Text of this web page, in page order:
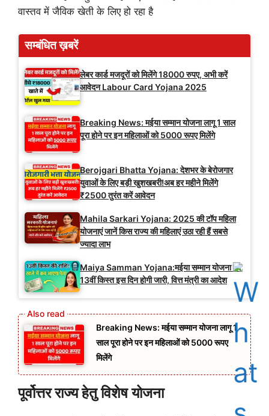
वास्तव में जैविक खेती के लिए हो रहा है
सम्बंधित ख़बरें
लेबर कार्ड मजदूरों को मिलेंगे 18000 रुपए, अभी करें
आवेदन Labour Card Yojana 2025
Breaking News: मईया सम्मान योजना लागू 1 साल
पूरा होने पर इन महिलाओं को 5000 रूपए मिलेंगे
Berojgari Bhatta Yojana: देशभर के बेरोजगार
युवाओं के लिए बड़ी खुशखबरी!अब हर महीने मिलेंगे
₹2500 तुरंत करें आवेदन
Mahila Sarkari Yojana: 2025 की टॉप महिला
योजनाएं जानें किस राज्य की महिलाएं उठा रही हैं सबसे
ज्यादा लाभ
Maiya Samman Yojana:मईया सम्मान योजना की
13वीं किस्त इस दिन होगी जारी, वित्त मंत्री का आदेश
Breaking News: मईया सम्मान योजना लागू 1
साल पूरा होने पर इन महिलाओं को 5000 रूपए
मिलेंगे
पूर्वोत्तर राज्य हेतु विशेष योजना